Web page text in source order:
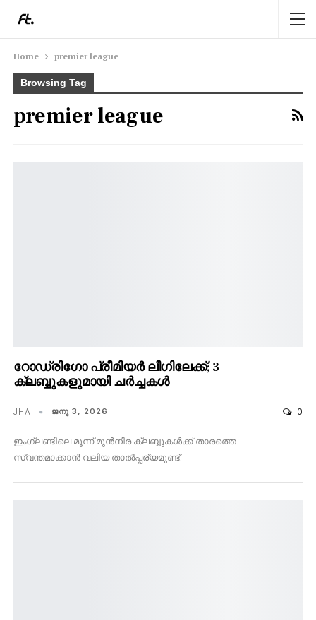
Home premier league
Browsing Tag
premier league
റോഡ്രിഗോ പ്രീമിയർ ലീഗിലേക്ക്; 3
ക്ലബ്ബുകളുമായി ചർച്ചകൾ
JHA ജനു 3, 2026 0
ഇംഗ്ലണ്ടിലെ മൂന്ന് മുൻനിര ക്ലബ്ബുകൾക്ക് താരത്തെ
സ്വന്തമാക്കാൻ വലിയ താൽപ്പര്യമുണ്ട്.